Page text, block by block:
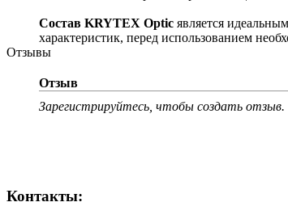
Состав KRYTEX Optic является
характеристик, перед использованием
Отзывы
Отзыв
Зарегистрируйтесь, чтобы создать отзыв.
Контакты: